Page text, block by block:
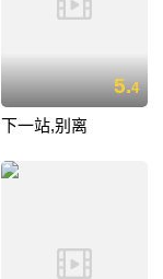
5.4
下一站,别离